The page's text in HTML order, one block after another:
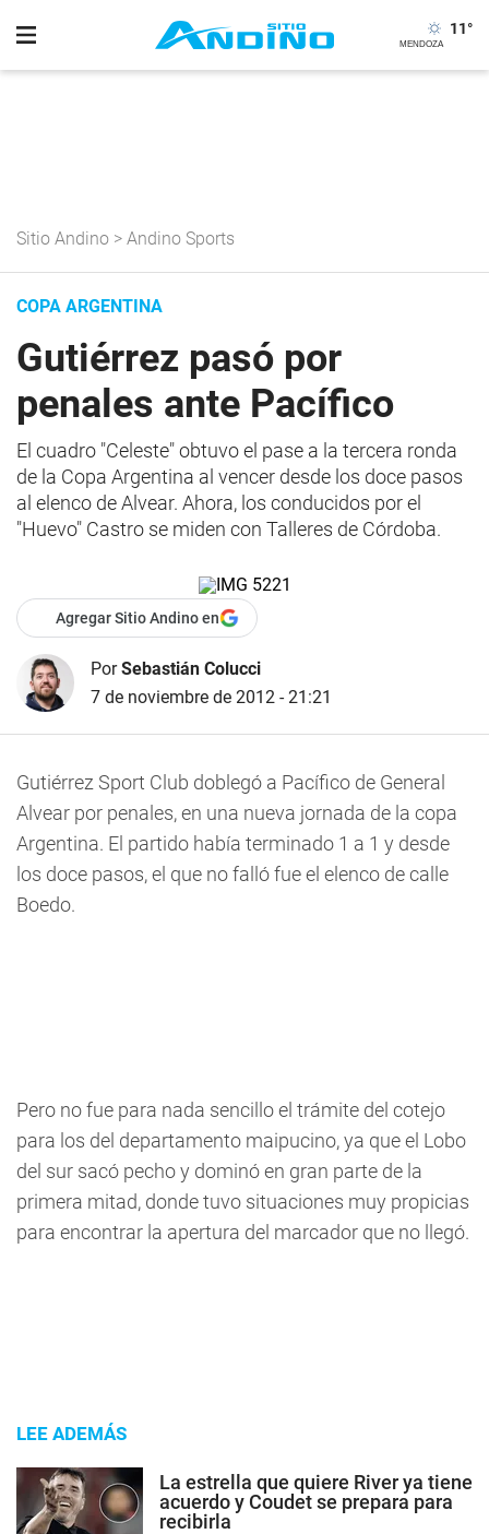
11°
Sitio Andino > Andino Sports
COPA ARGENTINA
Gutiérrez pasó por
penales ante Pacífico
El cuadro "Celeste" obtuvo el pase a la tercera ronda
de la Copa Argentina al vencer desde los doce pasos
al elenco de Alvear. Ahora, los conducidos por el
"Huevo" Castro se miden con Talleres de Córdoba.
Agregar Sitio Andino en
PorSebastián Colucci
7 de noviembre de 2012 - 21:21
Gutiérrez Sport Club doblegó a Pacífico de General
Alvear por penales, en una nueva jornada de la copa
Argentina. El partido había terminado 1 a 1 y desde
los doce pasos, el que no falló fue el elenco de calle
Boedo.
Pero no fue para nada sencillo el trámite del cotejo
para los del departamento maipucino, ya que el Lobo
del sur sacó pecho y dominó en gran parte de la
primera mitad, donde tuvo situaciones muy propicias
para encontrar la apertura del marcador que no llegó.
LEE ADEMÁS
La estrella que quiere River ya tiene
acuerdo y Coudet se prepara para
recibirla